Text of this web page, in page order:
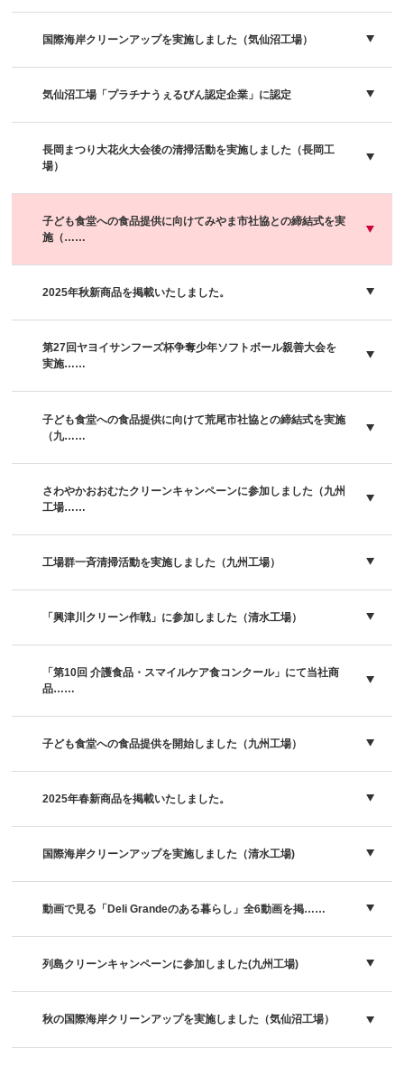
国際海岸クリーンアップを実施しました（気仙沼工場）
気仙沼工場「プラチナうぇるびん認定企業」に認定
長岡まつり大花火大会後の清掃活動を実施しました（長岡工
場）
子ども食堂への食品提供に向けてみやま市社協との締結式を実
施（……
2025年秋新商品を掲載いたしました。
第27回ヤヨイサンフーズ杯争奪少年ソフトボール親善大会を
実施……
子ども食堂への食品提供に向けて荒尾市社協との締結式を実施
（九……
さわやかおおむたクリーンキャンペーンに参加しました（九州
工場……
工場群一斉清掃活動を実施しました（九州工場）
「興津川クリーン作戦」に参加しました（清水工場）
「第10回 介護食品・スマイルケア食コンクール」にて当社商
品……
子ども食堂への食品提供を開始しました（九州工場）
2025年春新商品を掲載いたしました。
国際海岸クリーンアップを実施しました（清水工場)
動画で見る「Deli Grandeのある暮らし」全6動画を掲……
列島クリーンキャンペーンに参加しました(九州工場)
秋の国際海岸クリーンアップを実施しました（気仙沼工場）